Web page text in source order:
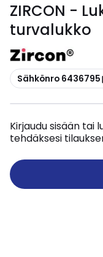
ZIRCON -
turvalukko
Kopioi
Sähkönro 6436795
Kirjaudu sisään tai
tehdäksesi